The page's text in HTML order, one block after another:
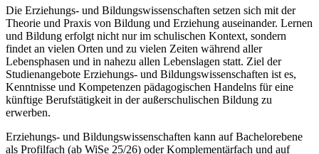
Die Erziehungs- und Bildungswissenschaften setzen sich mit der
Theorie und Praxis von Bildung und Erziehung auseinander. Lernen
und Bildung erfolgt nicht nur im schulischen Kontext, sondern
findet an vielen Orten und zu vielen Zeiten während aller
Lebensphasen und in nahezu allen Lebenslagen statt. Ziel der
Studienangebote Erziehungs- und Bildungswissenschaften ist es,
Kenntnisse und Kompetenzen pädagogischen Handelns für eine
künftige Berufstätigkeit in der außerschulischen Bildung zu
erwerben.
Erziehungs- und Bildungswissenschaften kann auf Bachelorebene
als Profilfach (ab WiSe 25/26) oder Komplementärfach und auf